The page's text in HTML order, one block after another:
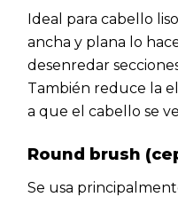
Ideal para cabello
ancha y plana lo
desenredar
También reduce la
a que el cabello se
Round brush
Se usa